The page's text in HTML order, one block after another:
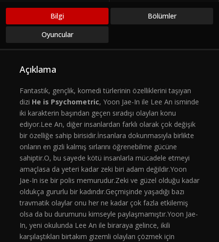
Bilgi
Bölümler
Oyuncular
Açıklama
Fantastik, gençlik, komedi türlerinin özelliklerini taşıyan
dizi He is Psychometric, Yoon Jae-In ile Lee An isminde
iki karakterin başından geçen sıradışı olayları konu
ediyor.Lee An, diğer insanlardan farklı olarak çok değişik
bir özelliğe sahip birisidir.İnsanlara dokunmasıyla birlikte
onların en gizli kalmış sırlarını öğrenebilme gücüne
sahiptir.O, bu sayede kötü insanlarla mücadele etmeyi
amaçlasa da yeteri kadar zeki biri adam değildir.Yoon
Jae-In ise bir polis memurudur.Zeki ve güzel olduğu kadar
oldukça gururlu bir kadındır.Geçmişinde yaşadığı bazı
travmatik olaylar onu her ne kadar çok fazla etkilemiş
olsa da bu durumunu kimseyle paylaşmamıştır.Yoon Jae-
In, yeni okulunda Lee An ile biraraya gelince, ikili
karşılaştıkları birtakım gizemli olayları çözmek için